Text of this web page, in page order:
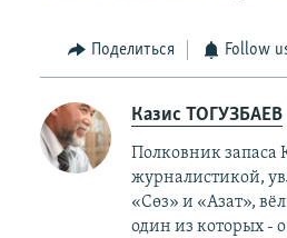
Поделиться Follow
Казис ТОГУЗБАЕВ
Полковник запаса
журналистикой,
«Сөз» и «Азат»,
один из которых -